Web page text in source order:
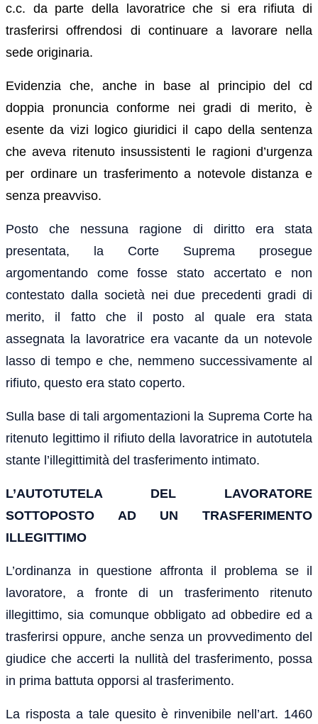
c.c. da parte della lavoratrice che si era rifiuta di
trasferirsi offrendosi di continuare a lavorare nella
sede originaria.
Evidenzia che, anche in base al principio del cd
doppia pronuncia conforme nei gradi di merito, è
esente da vizi logico giuridici il capo della sentenza
che aveva ritenuto insussistenti le ragioni d’urgenza
per ordinare un trasferimento a notevole distanza e
senza preavviso.
Posto che nessuna ragione di diritto era stata
presentata, la Corte Suprema prosegue
argomentando come fosse stato accertato e non
contestato dalla società nei due precedenti gradi di
merito, il fatto che il posto al quale era stata
assegnata la lavoratrice era vacante da un notevole
lasso di tempo e che, nemmeno successivamente al
rifiuto, questo era stato coperto.
Sulla base di tali argomentazioni la Suprema Corte ha
ritenuto legittimo il rifiuto della lavoratrice in autotutela
stante l’illegittimità del trasferimento intimato.
L’AUTOTUTELA DEL LAVORATORE
SOTTOPOSTO AD UN TRASFERIMENTO
ILLEGITTIMO
L’ordinanza in questione affronta il problema se il
lavoratore, a fronte di un trasferimento ritenuto
illegittimo, sia comunque obbligato ad obbedire ed a
trasferirsi oppure, anche senza un provvedimento del
giudice che accerti la nullità del trasferimento, possa
in prima battuta opporsi al trasferimento.
La risposta a tale quesito è rinvenibile nell’art. 1460